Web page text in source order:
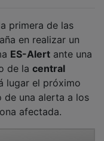
en realizar un
ES-Alertante una
de lacentral
lugar el próximo
una alerta a los
afectada.